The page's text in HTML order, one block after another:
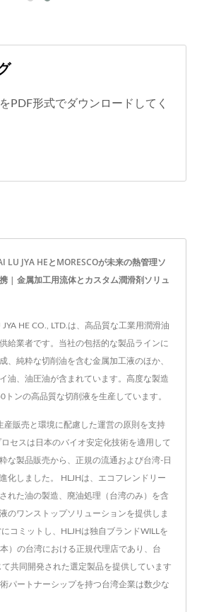
PDF形式でダウンロードしてく
LU JYA HEとMORESCOが未来の熱管理ソ
| 金属加工用流体とカスタム潤滑剤ソリュ
HE CO., LTD.は、高品質な工業用潤滑油
給業者です。当社の包括的な製品ラインに
、純粋な切削油を含む金属加工液のほか、
油、油圧油が含まれています。高度な製造
トンの高品質な切削液を生産しています。
産販売と環境に配慮した運営の原則を支持
セスは日本のバイオ安定化技術を適用して
な製品販売から、正規の流通および台湾-日
化しました。 HLJHは、エコフレンドリー
れた油の製造、廃油処理（台湾のみ）を含
のワンストップソリューションを提供しま
コミットし、HLJHは独自ブランドWILLを
）の台湾における正規代理店であり、台
共同開発された選定製品を提供しています
パートナーシップを持つ台湾企業は数少な